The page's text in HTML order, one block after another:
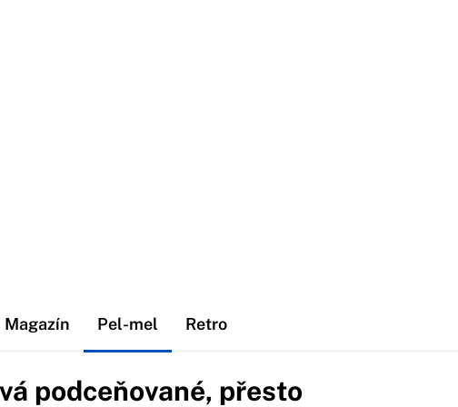
Magazín Pel-mel Retro
podceňované, přesto